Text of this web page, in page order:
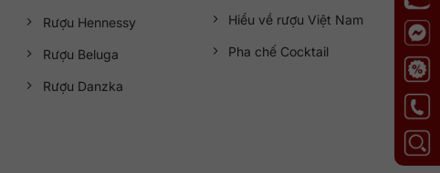
Rượu Hennessy
Rượu Beluga
Rượu Danzka
Hiểu về rượu Việt Nam
Pha chế Cocktail